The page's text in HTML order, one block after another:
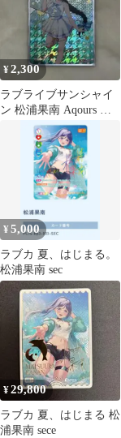
¥2,300
ラブライブサンシャイ
ン 松浦果南 Aqours ス
クコレ sec Vol.07
¥5,000
ラブカ 夏、はじまる。
松浦果南 sec
¥29,800
ラブカ 夏、はじまる 松
浦果南 sece